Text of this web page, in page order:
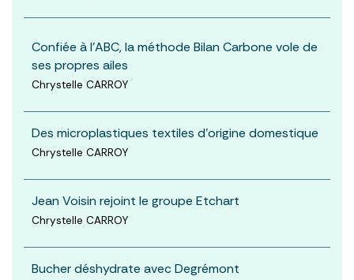
Confiée à l'ABC, la méthode Bilan Carbone vole de
ses propres ailes
Chrystelle CARROY
Des microplastiques textiles d'origine domestique
Chrystelle CARROY
Jean Voisin rejoint le groupe Etchart
Chrystelle CARROY
Bucher déshydrate avec Degrémont